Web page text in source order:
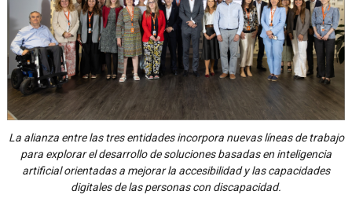
La alianza entre las tres entidades incorpora nuevas líneas de trabajo
para explorar el desarrollo de soluciones basadas en inteligencia
artificial orientadas a mejorar la accesibilidad y las capacidades
digitales de las personas con discapacidad.